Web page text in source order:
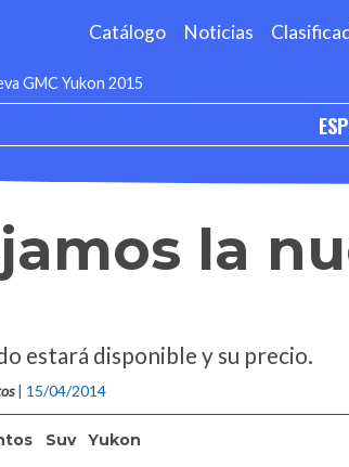
Catálogo Noticias
GMC Yukon 2015
la
estará disponible y su precio.
| 15/04/2014
Suv Yukon